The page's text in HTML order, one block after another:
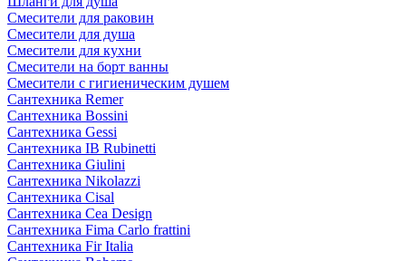
Смесители для раковин
Смесители для душа
Смесители для кухни
Смесители на борт ванны
Смесители с гигиеническим душем
Сантехника Remer
Сантехника Bossini
Сантехника Gessi
Сантехника IB Rubinetti
Сантехника Giulini
Сантехника Nikolazzi
Сантехника Cisal
Сантехника Cea Design
Сантехника Fima Carlo frattini
Сантехника Fir Italia